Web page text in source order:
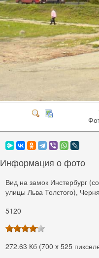
Информация о фото
Вид на замок Инстербург
улицы Льва Толстого),
5120
272.63 Кб (700 x 525